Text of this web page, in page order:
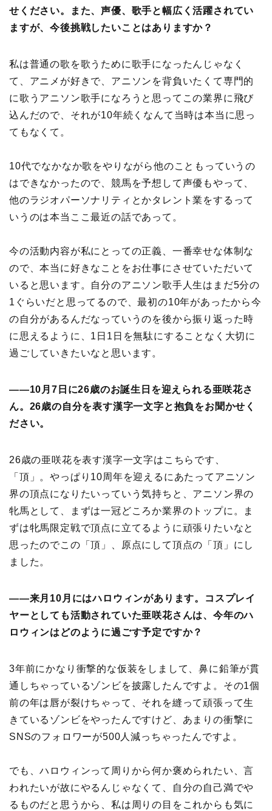
せください。また、声優、歌手と幅広く活躍されてい
ますが、今後挑戦したいことはありますか？
私は普通の歌を歌うために歌手になったんじゃなく
て、アニメが好きで、アニソンを背負いたくて専門的
に歌うアニソン歌手になろうと思ってこの業界に飛び
込んだので、それが10年続くなんて当時は本当に思っ
てもなくて。
10代でなかなか歌をやりながら他のこともっていうの
はできなかったので、競馬を予想して声優もやって、
他のラジオパーソナリティとかタレント業をするって
いうのは本当ここ最近の話であって。
今の活動内容が私にとっての正義、一番幸せな体制な
ので、本当に好きなことをお仕事にさせていただいて
いると思います。自分のアニソン歌手人生はまだ5分の
1ぐらいだと思ってるので、最初の10年があったから今
の自分があるんだなっていうのを後から振り返った時
に思えるように、1日1日を無駄にすることなく大切に
過ごしていきたいなと思います。
――10月7日に26歳のお誕生日を迎えられる亜咲花さ
ん。26歳の自分を表す漢字一文字と抱負をお聞かせく
ださい。
26歳の亜咲花を表す漢字一文字はこちらです、
「頂」。やっぱり10周年を迎えるにあたってアニソン
界の頂点になりたいっていう気持ちと、アニソン界の
牝馬として、まずは一冠どころか業界のトップに。ま
ずは牝馬限定戦で頂点に立てるように頑張りたいなと
思ったのでこの「頂」、原点にして頂点の「頂」にし
ました。
――来月10月にはハロウィンがあります。コスプレイ
ヤーとしても活動されていた亜咲花さんは、今年のハ
ロウィンはどのように過ごす予定ですか？
3年前にかなり衝撃的な仮装をしまして、鼻に鉛筆が貫
通しちゃっているゾンビを披露したんですよ。その1個
前の年は唇が裂けちゃって、それを縫って頑張って生
きているゾンビをやったんですけど、あまりの衝撃に
SNSのフォロワーが500人減っちゃったんですよ。
でも、ハロウィンって周りから何か褒められたい、言
われたいが故にやるんじゃなくて、自分の自己満でや
るものだと思うから、私は周りの目をこれからも気に